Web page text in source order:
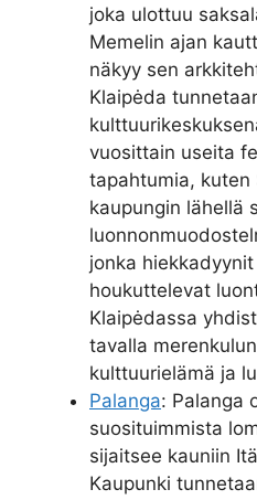
joka ulottuu
Memelin ajan
näkyy sen
Klaipėda
vuosittain useita
tapahtumia, kuten
kaupungin lähellä
jonka
houkuttelevat
Klaipėdassa
tavalla
kulttuurielämä ja
Palanga: Palanga
suosituimmista
sijaitsee kauniin
Kaupunki